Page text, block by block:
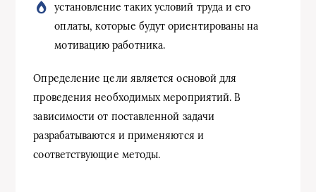
установление таких условий труда и его
оплаты, которые будут ориентированы на
мотивацию работника.
Определение цели является основой для
проведения необходимых мероприятий. В
зависимости от поставленной задачи
разрабатываются и применяются и
соответствующие методы.